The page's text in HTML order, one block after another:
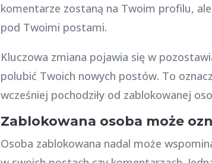
komentarze zostaną na Twoim profilu,
pod Twoimi postami.
Kluczowa zmiana pojawia się w
polubić Twoich nowych postów. To
wcześniej pochodziły od zablokowanej
Zablokowana osoba może
Osoba zablokowana nadal może